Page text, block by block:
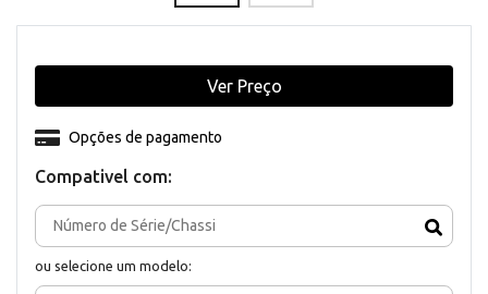
Compativel com:
ou selecione um modelo:
Opções de pagamento
Ver Preço